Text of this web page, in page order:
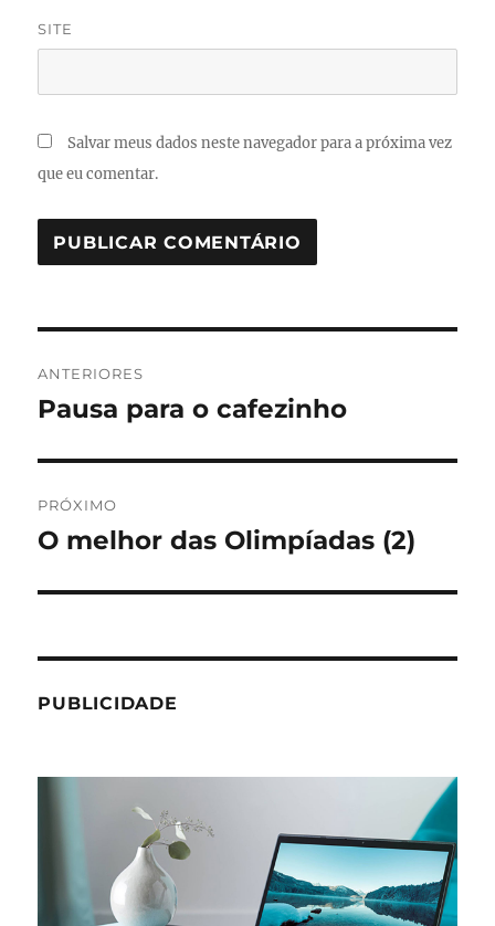
SITE
Salvar meus dados neste navegador para a próxima vez
que eu comentar.
de
ANTERIORES
Post
Pausa para o cafezinho
PRÓXIMO
Próximo
O melhor das Olimpíadas (2)
PUBLICIDADE